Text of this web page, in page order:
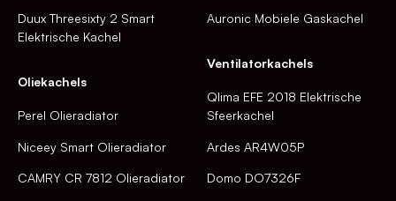
Duux Threesixty 2 Smart
Elektrische Kachel
Oliekachels
Perel Olieradiator
Niceey Smart Olieradiator
CAMRY CR 7812 Olieradiator
Auronic Mobiele Gaskachel
Ventilatorkachels
Qlima EFE 2018 Elektrische
Sfeerkachel
Ardes AR4W05P
Domo DO7326F